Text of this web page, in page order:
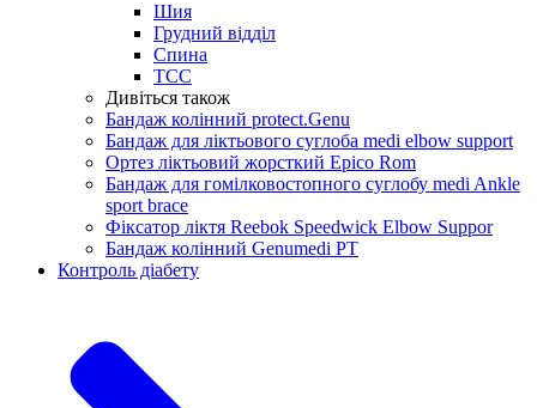
Шия
Грудний відділ
Спина
ТСС
Дивіться також
Бандаж колінний protect.Genu
Бандаж для ліктьового суглоба medi elbow support
Ортез ліктьовий жорсткий Epico Rom
Бандаж для гомілковостопного суглобу medi Ankle
sport brace
Фіксатор ліктя Reebok Speedwick Elbow Suppor
Бандаж колінний Genumedi PT
Контроль діабету